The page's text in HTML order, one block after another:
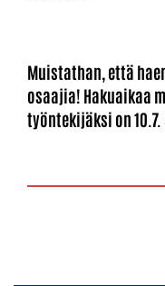
Muistathan, että
osaajia! Hakuaikaa
työntekijäksi on